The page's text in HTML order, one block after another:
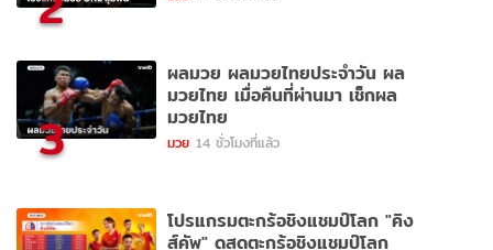
3
ผลมวย ผลมวยไทยประจำวัน ผล
มวยไทย เมื่อคืนที่ผ่านมา เช็กผล
มวยไทย
มวย 14 ชั่วโมงที่แล้ว
โปรแกรมตะกร้อชิงแชมป์โลก "คิง
ส์คัพ" ดูสดตะกร้อชิงแชมป์โลก